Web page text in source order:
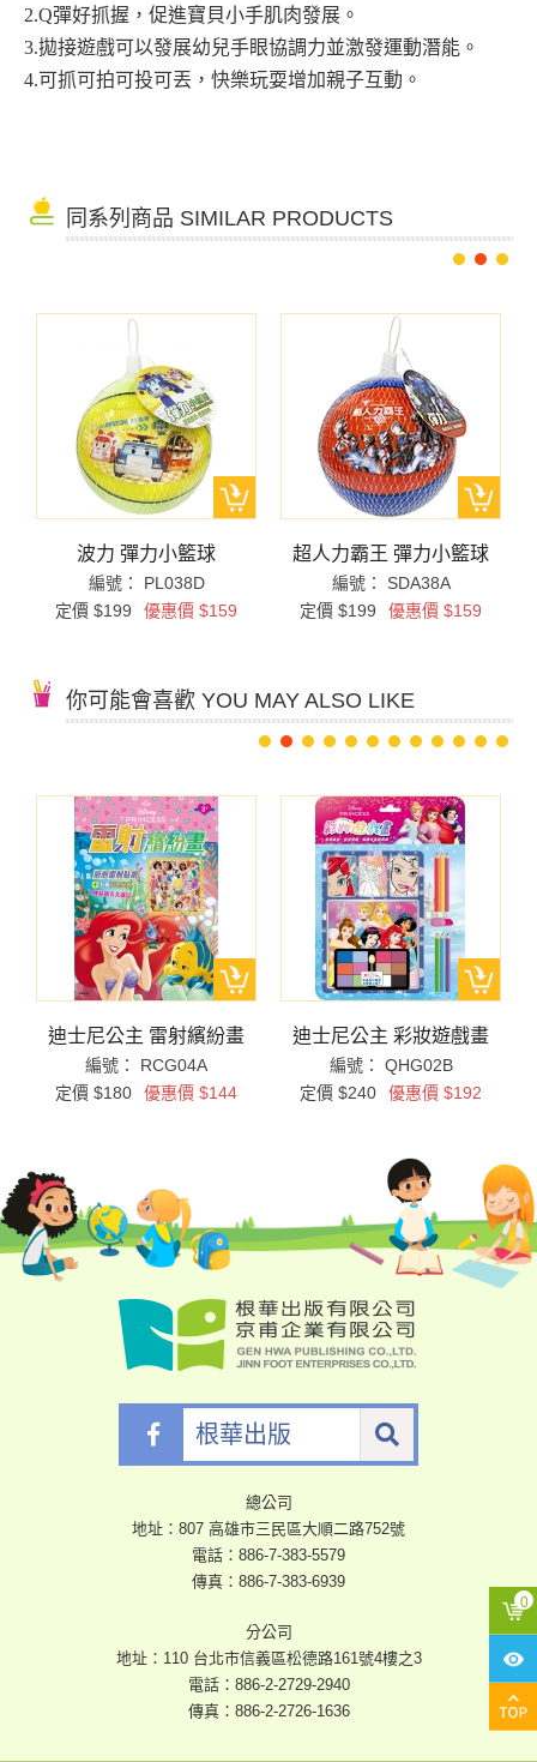
2.Q彈好抓握，促進寶貝小手肌肉發展。
3.拋接遊戲可以發展幼兒手眼協調力並激發運動潛能。
4.可抓可拍可投可丟，快樂玩耍增加親子互動。
同系列商品 SIMILAR PRODUCTS
波力 彈力小籃球
編號： PL038D
定價 $199
優惠價 $159
超人力霸王 彈力小籃球
編號： SDA38A
定價 $199
優惠價 $159
你可能會喜歡 YOU MAY ALSO LIKE
迪士尼公主 雷射繽紛畫
編號： RCG04A
定價 $180
優惠價 $144
迪士尼公主 彩妝遊戲畫
編號： QHG02B
定價 $240
優惠價 $192
根華出版
總公司
地址：807 高雄市三民區大順二路752號
電話： 886-7-383-5579
傳真：886-7-383-6939
分公司
地址：110 台北市信義區松德路161號4樓之3
電話： 886-2-2729-2940
傳真：886-2-2726-1636